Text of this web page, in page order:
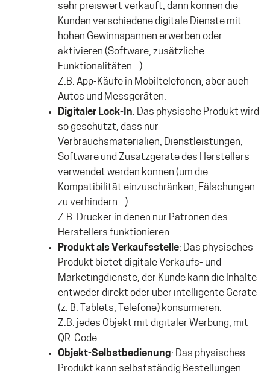
sehr preiswert verkauft, dann können die
Kunden verschiedene digitale Dienste mit
hohen Gewinnspannen erwerben oder
aktivieren (Software, zusätzliche
Funktionalitäten...).
Z.B. App-Käufe in Mobiltelefonen, aber auch
Autos und Messgeräten.
Digitaler Lock-In: Das physische Produkt wird
so geschützt, dass nur
Verbrauchsmaterialien, Dienstleistungen,
Software und Zusatzgeräte des Herstellers
verwendet werden können (um die
Kompatibilität einzuschränken, Fälschungen
zu verhindern...).
Z.B. Drucker in denen nur Patronen des
Herstellers funktionieren.
Produkt als Verkaufsstelle: Das physisches
Produkt bietet digitale Verkaufs- und
Marketingdienste; der Kunde kann die Inhalte
entweder direkt oder über intelligente Geräte
(z. B. Tablets, Telefone) konsumieren.
Z.B. jedes Objekt mit digitaler Werbung, mit
QR-Code.
Objekt-Selbstbedienung: Das physisches
Produkt kann selbstständig Bestellungen